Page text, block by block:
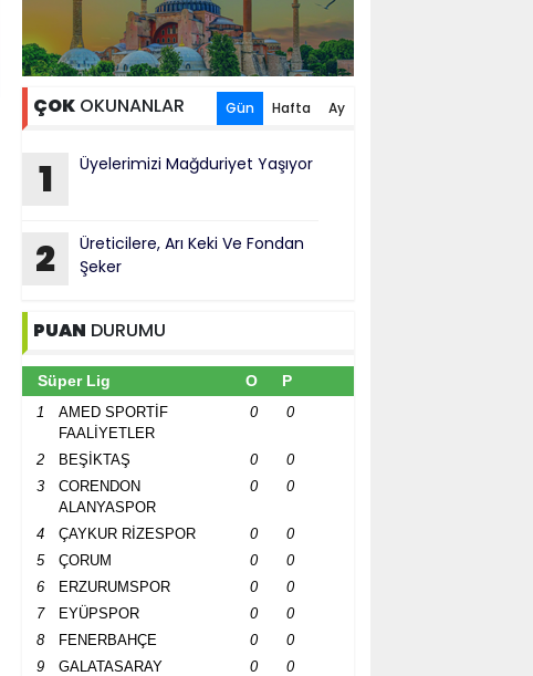
ÇOK OKUNANLAR Gün Hafta Ay
1 Üyelerimizi Mağduriyet Yaşıyor
2
Üreticilere, Arı Keki Ve Fondan
Şeker
PUAN DURUMU
Süper Lig O P
1
AMED SPORTİF
FAALİYETLER
0 0
2 BEŞİKTAŞ 0
0
3
CORENDON
ALANYASPOR
0 0
4 ÇAYKUR RİZESPOR 0
0
5
ÇORUM 0
0
6
ERZURUMSPOR 0
0
7
EYÜPSPOR 0
0
8
FENERBAHÇE 0
0
9
GALATASARAY 0
0